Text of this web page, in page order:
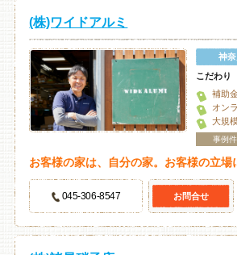
(株)ワイドアルミ
神
こだわり
補助
オン
大規
事例
お客様の家は、自分の家。お客様の立場
045-306-8547 お問合せ